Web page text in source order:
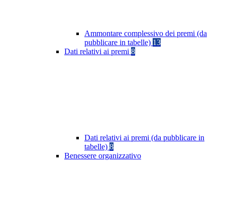
Ammontare complessivo dei premi (da
pubblicare in tabelle) 13
Dati relativi ai premi 8
Dati relativi ai premi (da pubblicare in
tabelle) 8
Benessere organizzativo